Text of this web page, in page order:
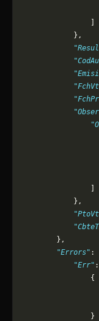
            },
            },
        },
        "Errors"
:
            "Err"
                {
                }